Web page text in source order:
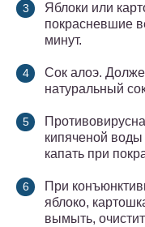
Яблоки или
покрасневшие
минут.
Сок алоэ.
натуральный
кипяченой
капать при
При
яблоко,
вымыть,